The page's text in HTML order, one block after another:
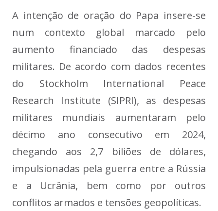
A intenção de oração do Papa insere-se
num contexto global marcado pelo
aumento financiado das despesas
militares. De acordo com dados recentes
do Stockholm International Peace
Research Institute (SIPRI), as despesas
militares mundiais aumentaram pelo
décimo ano consecutivo em 2024,
chegando aos 2,7 biliões de dólares,
impulsionadas pela guerra entre a Rússia
e a Ucrânia, bem como por outros
conflitos armados e tensões geopolíticas.